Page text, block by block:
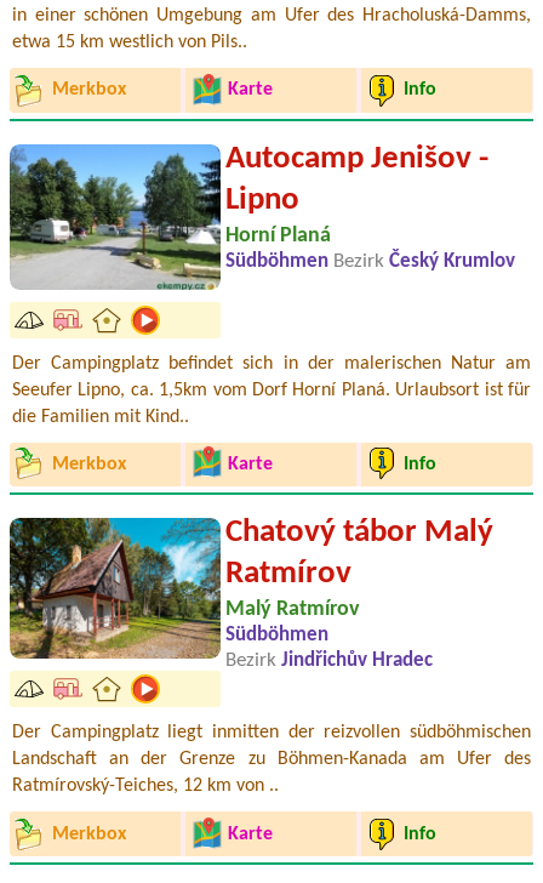
in einer schönen Umgebung am Ufer des Hracholuská-Damms,
etwa 15 km westlich von Pils..
Merkbox Karte Info
Autocamp Jenišov -
Lipno
Horní Planá
Südböhmen Bezirk Český Krumlov
Der Campingplatz befindet sich in der malerischen Natur am
Seeufer Lipno, ca. 1,5km vom Dorf Horní Planá. Urlaubsort ist für
die Familien mit Kind..
Merkbox Karte Info
Chatový tábor Malý
Ratmírov
Malý Ratmírov
Südböhmen
Bezirk Jindřichův Hradec
Der Campingplatz liegt inmitten der reizvollen südböhmischen
Landschaft an der Grenze zu Böhmen-Kanada am Ufer des
Ratmírovský-Teiches, 12 km von ..
Merkbox Karte Info